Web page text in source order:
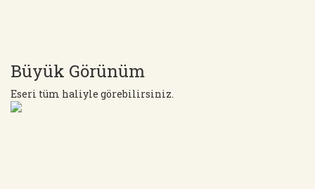
Büyük Görünüm
Eseri tüm haliyle görebilirsiniz.